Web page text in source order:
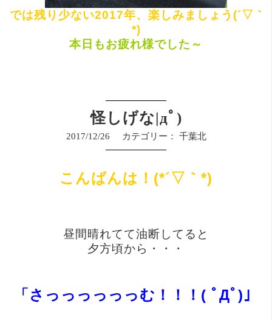
では残り少ない2017年、楽しみましょう(´▽｀
*)
本日もお疲れ様でした～
怪しげな|дﾟ)
2017/12/26 カテゴリー： 千葉北
こんばんは！(*´▽｀*)
昼間晴れてて油断してると
夕方頃から・・・
「さっっっっっっむ！！！( ﾟДﾟ)」